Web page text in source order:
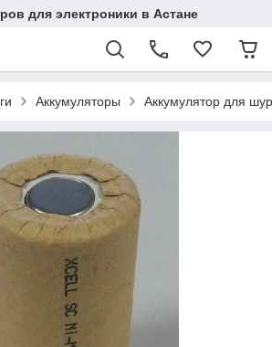
для электроники в Астане
Аккумуляторы Аккумулятор для